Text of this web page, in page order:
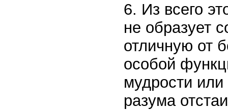
6. Из всего
не образует
отличную от
особой
мудрости
разума